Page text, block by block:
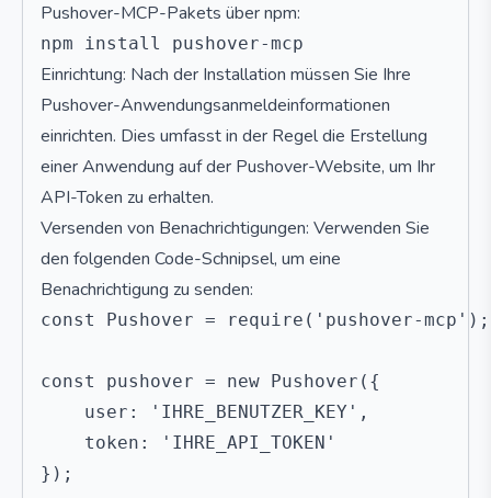
Pushover-MCP-Pakets über npm:
Einrichtung: Nach der Installation müssen Sie Ihre
Pushover-Anwendungsanmeldeinformationen
einrichten. Dies umfasst in der Regel die Erstellung
einer Anwendung auf der Pushover-Website, um Ihr
API-Token zu erhalten.
Versenden von Benachrichtigungen: Verwenden Sie
den folgenden Code-Schnipsel, um eine
Benachrichtigung zu senden:
const Pushover = require('pushover-mcp');
const pushover = new Pushover({
    user: 'IHRE_BENUTZER_KEY',
    token: 'IHRE_API_TOKEN'
});